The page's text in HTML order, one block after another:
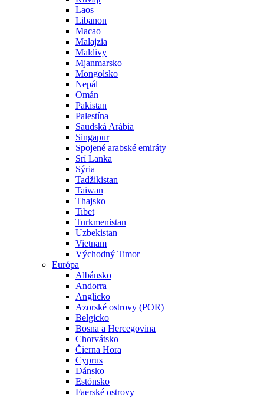
Laos
Libanon
Macao
Malajzia
Maldivy
Mjanmarsko
Mongolsko
Nepál
Omán
Pakistan
Palestína
Saudská Arábia
Singapur
Spojené arabské emiráty
Srí Lanka
Sýria
Tadžikistan
Taiwan
Thajsko
Tibet
Turkmenistan
Uzbekistan
Vietnam
Východný Timor
Európa
Albánsko
Andorra
Anglicko
Azorské ostrovy (POR)
Belgicko
Bosna a Hercegovina
Chorvátsko
Čierna Hora
Cyprus
Dánsko
Estónsko
Faerské ostrovy